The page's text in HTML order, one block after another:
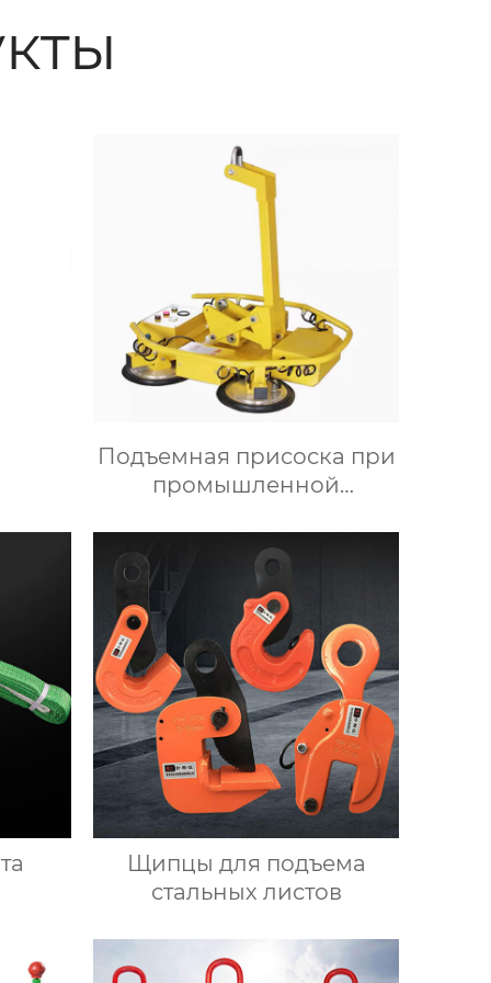
Подъемная присоска при
промышленной
Щипцы для подъема
стальных листов